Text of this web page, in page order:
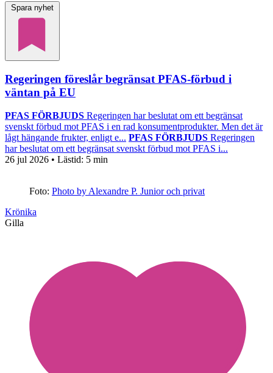
Spara nyhet
Regeringen föreslår begränsat PFAS-förbud i
väntan på EU
PFAS FÖRBJUDS Regeringen har beslutat om ett begränsat
svenskt förbud mot PFAS i en rad konsumentprodukter. Men det är
lågt hängande frukter, enligt e... PFAS FÖRBJUDS Regeringen
har beslutat om ett begränsat svenskt förbud mot PFAS i...
26 jul 2026 • Lästid: 5 min
Foto: Photo by Alexandre P. Junior och privat
Krönika
Gilla